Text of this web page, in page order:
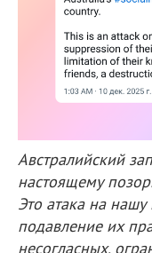
Австралийский
настоящему
Это атака на
подавление их
несогласных,